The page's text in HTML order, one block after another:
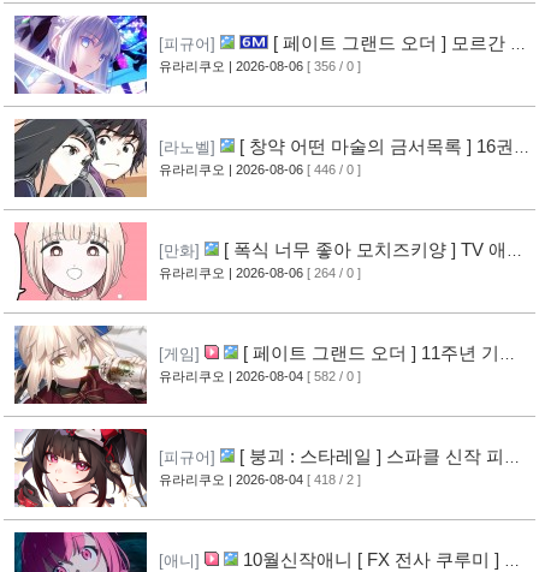
[피규어]
[ 페이트 그랜드 오더 ] 모르간 르
페이 신작 피규어 공개
[6]
유라리쿠오 | 2026-08-06 [ 356 / 0 ]
[라노벨]
[ 창약 어떤 마술의 금서목록 ] 16권
표지 공개
[8]
유라리쿠오 | 2026-08-06 [ 446 / 0 ]
[만화]
[ 폭식 너무 좋아 모치즈키양 ] TV 애니
메이션화 결정 [9]
유라리쿠오 | 2026-08-06 [ 264 / 0 ]
[게임]
[ 페이트 그랜드 오더 ] 11주년 기념
영상 공개
[8]
유라리쿠오 | 2026-08-04 [ 582 / 0 ]
[피규어]
[ 붕괴 : 스타레일 ] 스파클 신작 피규
어 공개
[5]
유라리쿠오 | 2026-08-04 [ 418 / 2 ]
[애니]
10월신작애니 [ FX 전사 쿠루미 ] PV